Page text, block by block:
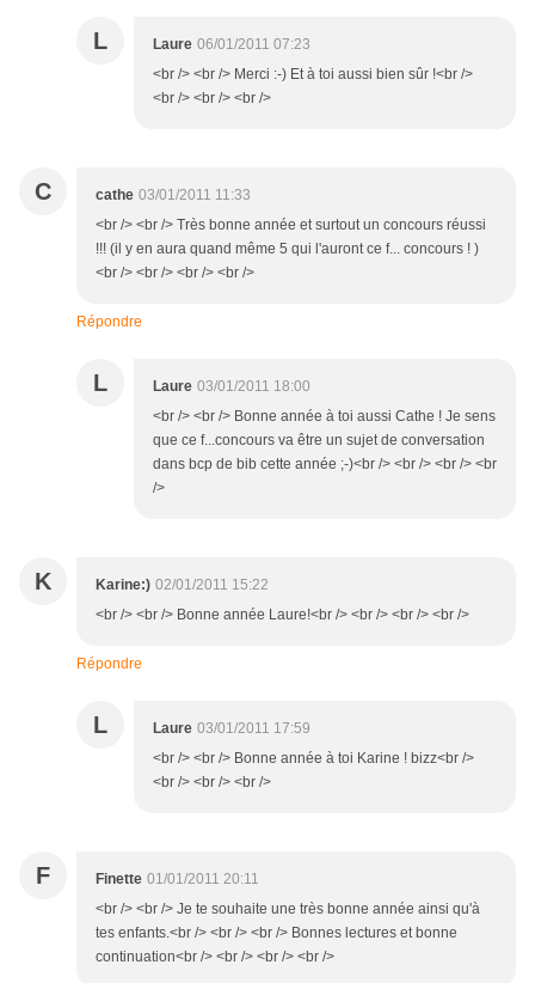
L Laure 06/01/2011 07:23
<br /> <br /> Merci :-) Et à toi aussi bien sûr !<br />
<br /> <br /> <br />
C cathe 03/01/2011 11:33
<br /> <br /> Très bonne année et surtout un concours réussi
!!! (il y en aura quand même 5 qui l'auront ce f... concours ! )
<br /> <br /> <br /> <br />
Répondre
L Laure 03/01/2011 18:00
<br /> <br /> Bonne année à toi aussi Cathe ! Je sens
que ce f...concours va être un sujet de conversation
dans bcp de bib cette année ;-)<br /> <br /> <br /> <br
/>
K Karine:) 02/01/2011 15:22
<br /> <br /> Bonne année Laure!<br /> <br /> <br /> <br />
Répondre
L Laure 03/01/2011 17:59
<br /> <br /> Bonne année à toi Karine ! bizz<br />
<br /> <br /> <br />
F Finette 01/01/2011 20:11
<br /> <br /> Je te souhaite une très bonne année ainsi qu'à
tes enfants.<br /> <br /> <br /> Bonnes lectures et bonne
continuation<br /> <br /> <br /> <br />